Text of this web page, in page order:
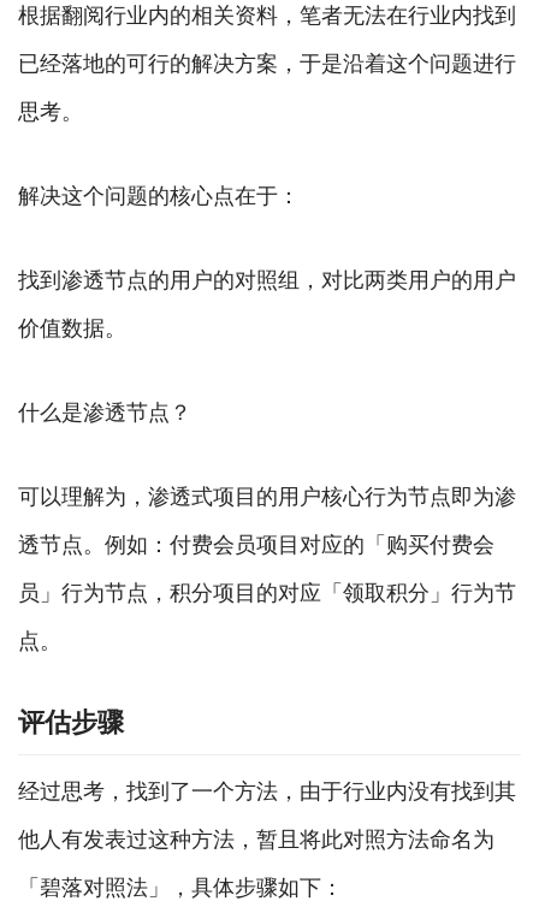
根据翻阅行业内的相关资料，笔者无法在行业内找到
已经落地的可行的解决方案，于是沿着这个问题进行
思考。
解决这个问题的核心点在于：
找到渗透节点的用户的对照组，对比两类用户的用户
价值数据。
什么是渗透节点？
可以理解为，渗透式项目的用户核心行为节点即为渗
透节点。例如：付费会员项目对应的「购买付费会
员」行为节点，积分项目的对应「领取积分」行为节
点。
评估步骤
经过思考，找到了一个方法，由于行业内没有找到其
他人有发表过这种方法，暂且将此对照方法命名为
「碧落对照法」，具体步骤如下：